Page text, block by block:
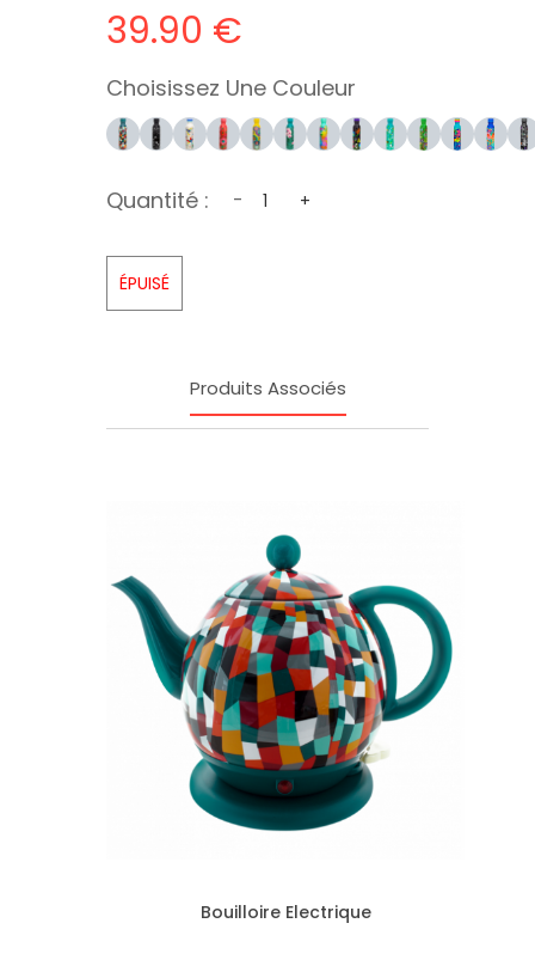
39.90 €
Choisissez Une Couleur
Quantité : - +
ÉPUISÉ
Produits Associés
Bouilloire Electrique